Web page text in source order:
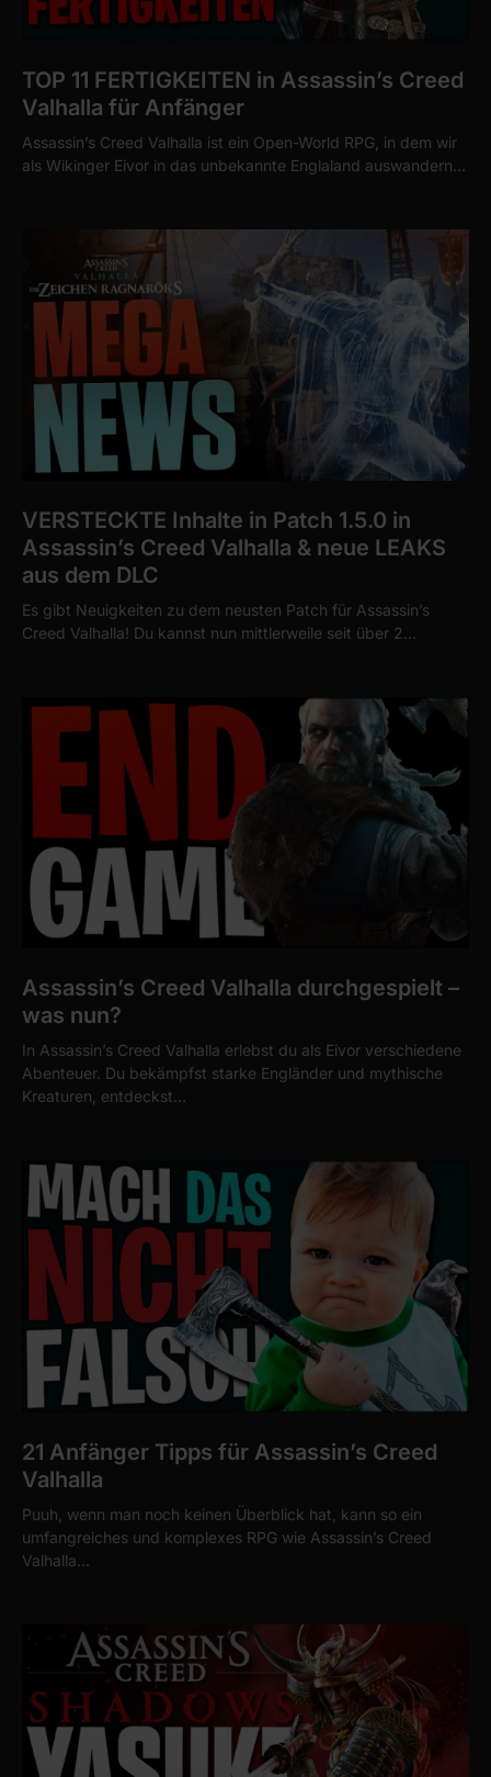
TOP 11 FERTIGKEITEN in Assassin’s Creed
Valhalla für Anfänger
Assassin’s Creed Valhalla ist ein Open-World RPG, in dem wir
als Wikinger Eivor in das unbekannte Englaland auswandern…
VERSTECKTE Inhalte in Patch 1.5.0 in
Assassin’s Creed Valhalla & neue LEAKS
aus dem DLC
Es gibt Neuigkeiten zu dem neusten Patch für Assassin’s
Creed Valhalla! Du kannst nun mittlerweile seit über 2…
Assassin’s Creed Valhalla durchgespielt –
was nun?
In Assassin’s Creed Valhalla erlebst du als Eivor verschiedene
Abenteuer. Du bekämpfst starke Engländer und mythische
Kreaturen, entdeckst…
21 Anfänger Tipps für Assassin’s Creed
Valhalla
Puuh, wenn man noch keinen Überblick hat, kann so ein
umfangreiches und komplexes RPG wie Assassin’s Creed
Valhalla…